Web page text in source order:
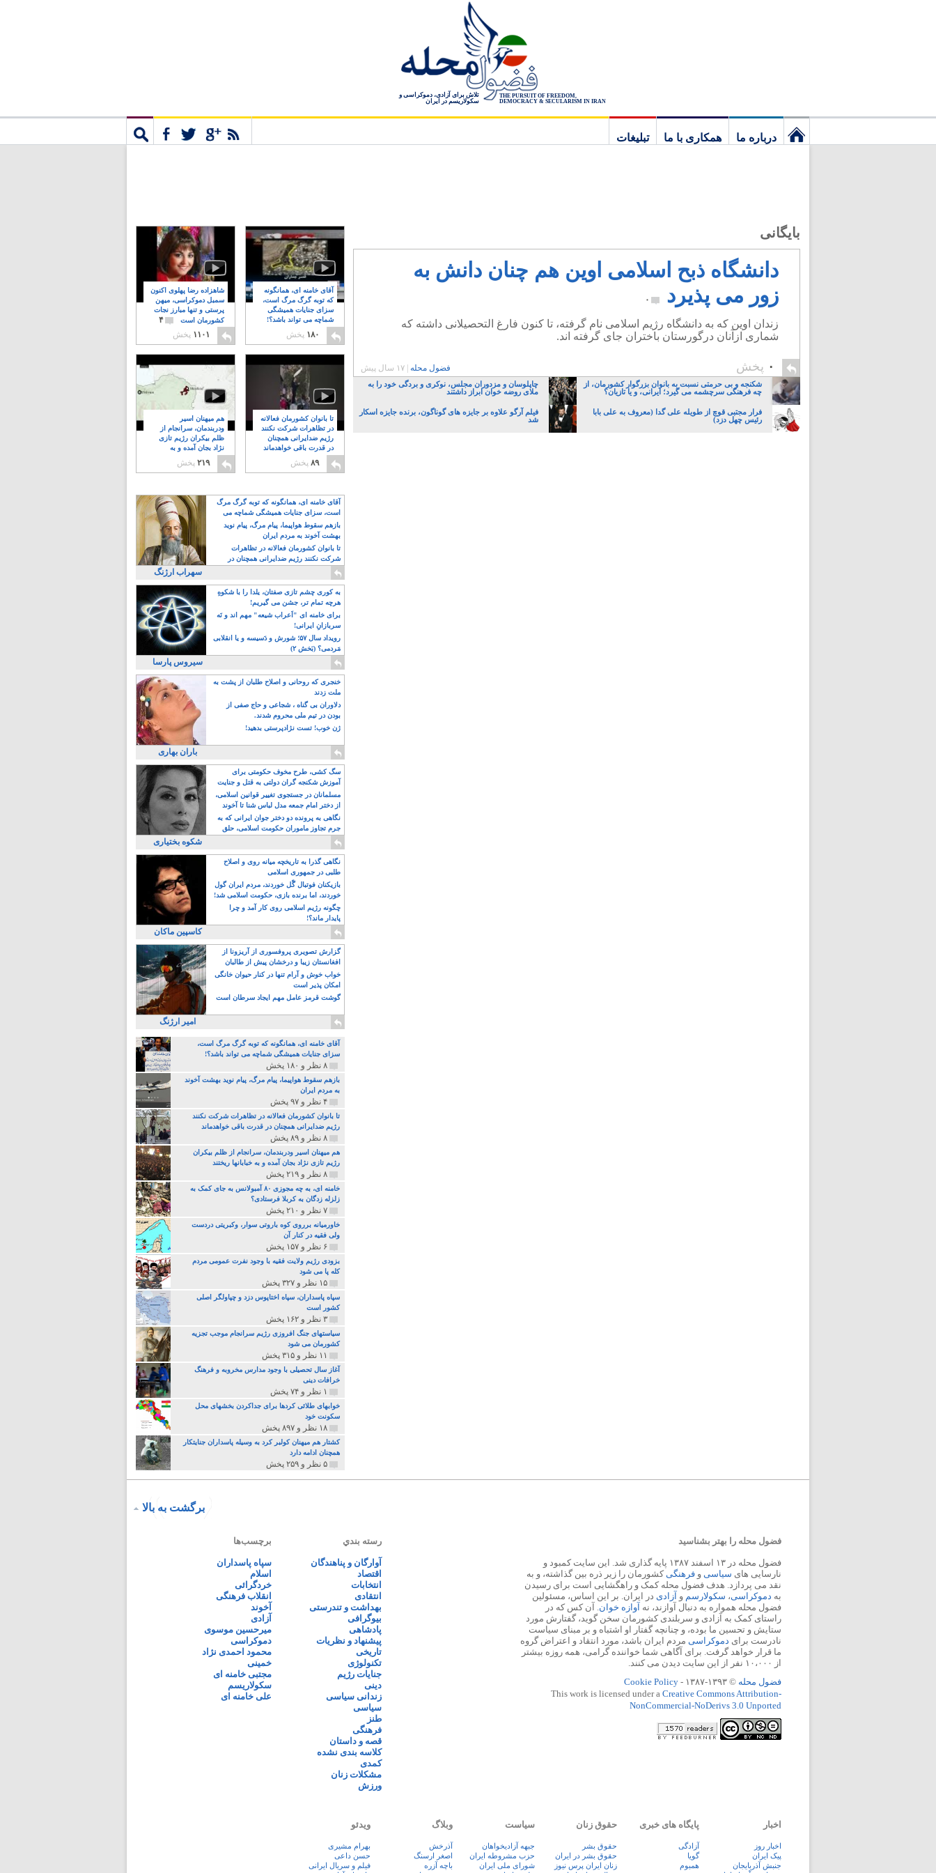
THE PURSUIT OF FREEDOM,
DEMOCRACY & SECULARISM IN IRAN
تلاش برای آزادی، دموکراسی و
سکولاریسم در ایران
درباره ما همکاری با ما
تبلیغات
بایگانی
دانشگاه ذبح اسلامی اوین هم چنان دانش به
زور می پذیرد
۰
زندان اوین که به دانشگاه رژیم اسلامی نام گرفته، تا کنون فارغ التحصیلانی داشته که
شماری ازآنان درگورستان باختران جای گرفته اند.
۰ پخش فضول محله ۱۷ سال پیش
شکنجه و بی حرمتی نسبت به بانوان بزرگوار کشورمان، از
چه فرهنگی سرچشمه می گیرد؛ ایرانی، و یا تازیان؟
چاپلوسان و مزدوران مجلس، نوکری و بردگی خود را به
ملای روضه خوان ابراز داشتند
فرار مجتبی قوچ از طویله علی گدا (معروف به علی بابا
رئیس چهل دزد)
فیلم آرگو علاوه بر جایزه های گوناگون، برنده جایزه اسکار
شد
شاهزاده رضا پهلوی اکنون
سمبل دموکراسی، میهن
پرستی و تنها مبارز نجات
کشورمان است
۴
۱۱۰۱ پخش
آقای خامنه ای، همانگونه
که توبه گرگ مرگ است،
سزای جنایات همیشگی
شماچه می تواند باشد؟!
۸
۱۸۰ پخش
هم میهنان اسیر
ودربندمان، سرانجام از
ظلم بیکران رژیم تازی
نژاد بجان آمده و به
۲۱۹ پخش
تا بانوان کشورمان فعالانه
در تظاهرات شرکت نکنند
رژیم ضدایرانی همچنان
در قدرت باقی خواهدماند
۸
۸۹ پخش
آقای خامنه ای، همانگونه که توبه گرگ مرگ
است، سزای جنایات همیشگی شماچه می
تواند باشد؟!
بازهم سقوط هواپیما، پیام مرگ، پیام نوید
بهشت آخوند به مردم ایران
تا بانوان کشورمان فعالانه در تظاهرات
شرکت نکنند رژیم ضدایرانی همچنان در
قدرت باقی خواهدماند
سهراب ارژنگ
به کوری چشم تازی صفتان، یلدا را با شکوهِ
هرچه تمام تر، جشن می گیریم!
برای خامنه ای "اَعراب شیعه" مهم اند و نَه
سربازانِ ایرانی!
رویداد سال ۵۷؛ شورش و دَسیسه و یا انقلابی
مَردمی؟ (بَخش ۲)
سیروس پارسا
خنجری که روحانی و اصلاح طلبان از پشت به
ملت زدند
دلاوران بی گناه ، شجاعی و حاج صفی از
بودن در تیم ملی محروم شدند.
ژن خوب! تست نژادپرستی بدهید!
باران بهاری
سگ کشی، طرح مخوف حکومتی برای
آموزش شکنجه گران دولتی به قتل و جنایت
بیشتر
مسلمانان در جستجوی تغییر قوانین اسلامی،
از دختر امام جمعه مدل لباس شنا تا آخوند
مسلمان همجنسگرا!
نگاهی به پرونده دو دختر جوان ایرانی که به
جرم تجاوز ماموران حکومت اسلامی، حلق
آویز شدند!
شکوه بختیاری
نگاهی گذرا به تاریخچه میانه روی و اصلاح
طلبی در جمهوری اسلامی
بازیکنان فوتبال گًل خوردند، مردم ایران گول
خوردند، اما برنده بازی، حکومت اسلامی شد!
چگونه رژیم اسلامی روی کار آمد و چرا
پایدار ماند؟!
کاسپین ماکان
گزارش تصویری پروفسوری از آریزونا از
افغانستان زیبا و درخشان پیش از طالبان
خواب خوش و آرام تنها در کنار حیوان خانگی
امکان پذیر است
گوشت قرمز عامل مهم ایجاد سرطان است
امیر ارژنگ
آقای خامنه ای، همانگونه که توبه گرگ مرگ است،
سزای جنایات همیشگی شماچه می تواند باشد؟!
۸ نظر و ۱۸۰ پخش
بازهم سقوط هواپیما، پیام مرگ، پیام نوید بهشت آخوند
به مردم ایران
۴ نظر و ۹۷ پخش
تا بانوان کشورمان فعالانه در تظاهرات شرکت نکنند
رژیم ضدایرانی همچنان در قدرت باقی خواهدماند
۸ نظر و ۸۹ پخش
هم میهنان اسیر ودربندمان، سرانجام از ظلم بیکران
رژیم تازی نژاد بجان آمده و به خبابانها ریختند
۸ نظر و ۲۱۹ پخش
خامنه ای، به چه مجوزی ۸۰ آمبولانس به جای کمک به
زلزله زدگان به کربلا فرستادی؟
۷ نظر و ۲۱۰ پخش
خاورمیانه برروی کوه باروتی سوار، وکبریتی دردست
ولی فقیه در کنار آن
۶ نظر و ۱۵۷ پخش
بزودی رژیم ولایت فقیه با وجود نفرت عمومی مردم
کله پا می شود
۱۵ نظر و ۳۲۷ پخش
سپاه پاسداران، سپاه اختاپوس دزد و چپاولگر اصلی
کشور است
۳ نظر و ۱۶۲ پخش
سیاستهای جنگ افروزی رژیم سرانجام موجب تجزیه
کشورمان می شود
۱۱ نظر و ۳۱۵ پخش
آغاز سال تحصیلی با وجود مدارس مخروبه و فرهنگ
خرافات دینی
۱ نظر و ۷۴ پخش
خوابهای طلائی کردها برای جداکردن بخشهای محل
سکونت خود
۱۸ نظر و ۸۹۷ پخش
کشتار هم میهنان کولبر کرد به وسیله پاسداران جنایتکار
همچنان ادامه دارد
۵ نظر و ۲۵۹ پخش
برگشت به بالا
فضول محله را بهتر بشناسید
فضول محله در ۱۳ اسفند ۱۳۸۷ پایه گذاری شد. این سایت کمبود و
نارسایی های سیاسی و فرهنگیکشورمان را زیر ذره بین گذاشته، و به
نقد می پردازد. هدف فضول محله کمک و راهگشایی است برای رسیدن
به دموکراسی، سکولارسم و آزادی در ایران. بر این اساس، مسئولین
فضول محله همواره به دنبال آوازند، نه آوازه خوان. آن کس که در
راستای کمک به آزادی و سربلندی کشورمان سخن گوید، گفتارش مورد
ستایش و تحسین ما بوده، و چنانچه گفتار او اشتباه و بر مبنای سیاست
نادرست برای دموکراسی مردم ایران باشد، مورد انتقاد و اعتراض گروه
ما قرار خواهد گرفت. برای آگاهی شما خواننده گرامی، همه روزه بیشتر
از ۱۰،۰۰۰ نفر از این سایت دیدن می کنند.
فضول محله © ۱۳۹۳-۱۳۸۷ -
Cookie Policy
This work is licensed under a Creative Commons Attribution-
NonCommercial-NoDerivs 3.0 Unported
رسته بندي
آوارگان و پناهندگان
اقتصاد
انتخابات
انتقادی
بهداشت و تندرستی
بیوگرافی
پادشاهی
پیشنهاد و نظریات
تاریخی
تکنولوژی
جنایات رژیم
دینی
زندانی سیاسی
سیاسی
طنز
فرهنگی
قصه و داستان
کلاسه بندی نشده
کمدی
مشکلات زنان
ورزش
برچسب‌ها
سپاه پاسداران
اسلام
خردگرائی
انقلاب فرهنگی
آخوند
آزادی
میرحسین موسوی
دموکراسی
محمود احمدی نژاد
خمینی
مجتبی خامنه ای
سکولاریسم
علی خامنه ای
اخبار
اخبار روز
پيک ايران
جنبش آذربایجان
پایگاه های خبری
آزادگی
گویا
همبوم
حقوق زنان
حقوق بشر
حقوق بشر در ایران
زنان ايران پرس نيوز
سیاست
جبهه آزادیخواهان
حزب مشروطه ایران
شورای ملی ایران
وبلاگ
آذرخش
اصغر ارسنگ
باچه آزره
ویدئو
بهرام مشیری
حسن داعی
فيلم و سريال ايرانی